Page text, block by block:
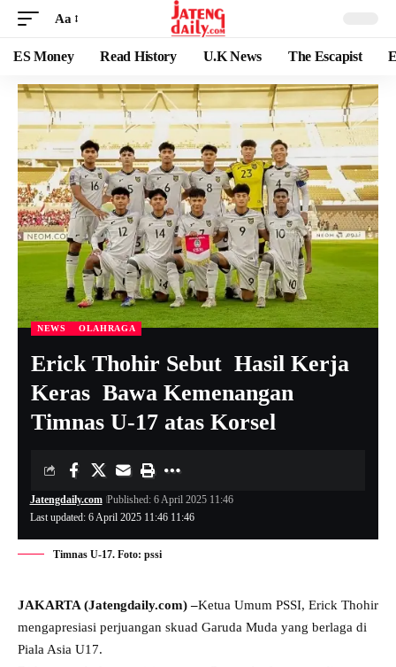
Aa
ES Money Read History U.K News The Escapist
NEWS OLAHRAGA
Erick Thohir Sebut Hasil Kerja
Keras Bawa Kemenangan
Timnas U-17 atas Korsel
Last updated: 6 April 2025 11:46 11:46
Jatengdaily.com Published: 6 April 2025 11:46
Timnas U-17. Foto: pssi
JAKARTA (Jatengdaily.com) –Ketua Umum PSSI, Erick Thohir
mengapresiasi perjuangan skuad Garuda Muda yang berlaga di
Piala Asia U17.